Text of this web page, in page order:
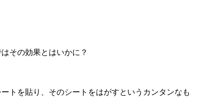
その効果とはいかに？
トを貼り、そのシートをはがすというカンタンなも